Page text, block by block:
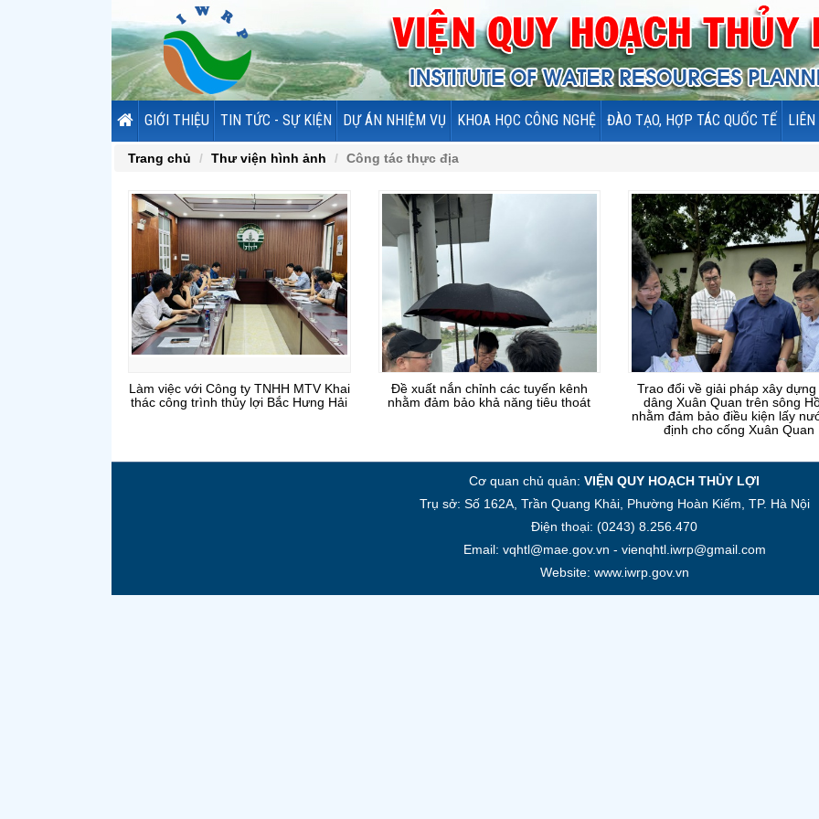
GIỚI THIỆU TIN TỨC - SỰ KIỆN DỰ ÁN NHIỆM VỤ KHOA HỌC CÔNG NGHỆ ĐÀO TẠO, HỢP TÁC QUỐC TẾ LIÊN
Trang chủ Thư viện hình ảnh Công tác thực địa
Làm việc với Công ty TNHH MTV Khai
thác công trình thủy lợi Bắc Hưng Hải
Đề xuất nắn chỉnh các tuyến kênh
nhằm đảm bảo khả năng tiêu thoát
Trao đổi về giải pháp xây dựng
dâng Xuân Quan trên sông
nhằm đảm bảo điều kiện lấy
định cho cống Xuân Quan
Cơ quan chủ quản: VIỆN QUY HOẠCH THỦY LỢI
Trụ sở: Số 162A, Trần Quang Khải, Phường Hoàn Kiếm, TP. Hà Nội
Điện thoại: (0243) 8.256.470
Email: vqhtl@mae.gov.vn - vienqhtl.iwrp@gmail.com
Website: www.iwrp.gov.vn